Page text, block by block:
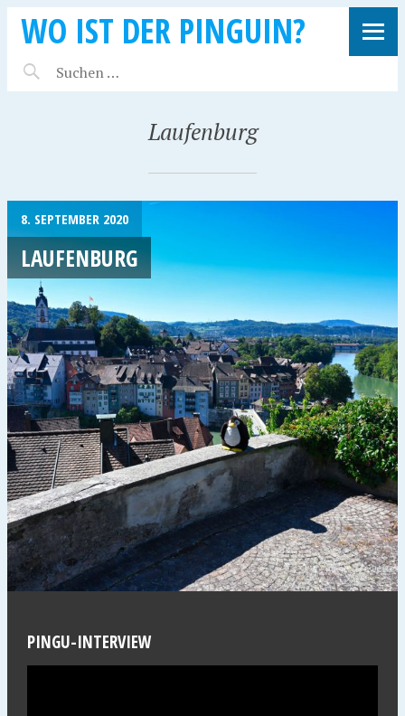
WO IST DER PINGUIN?
Laufenburg
8. SEPTEMBER 2020
LAUFENBURG
PINGU-INTERVIEW